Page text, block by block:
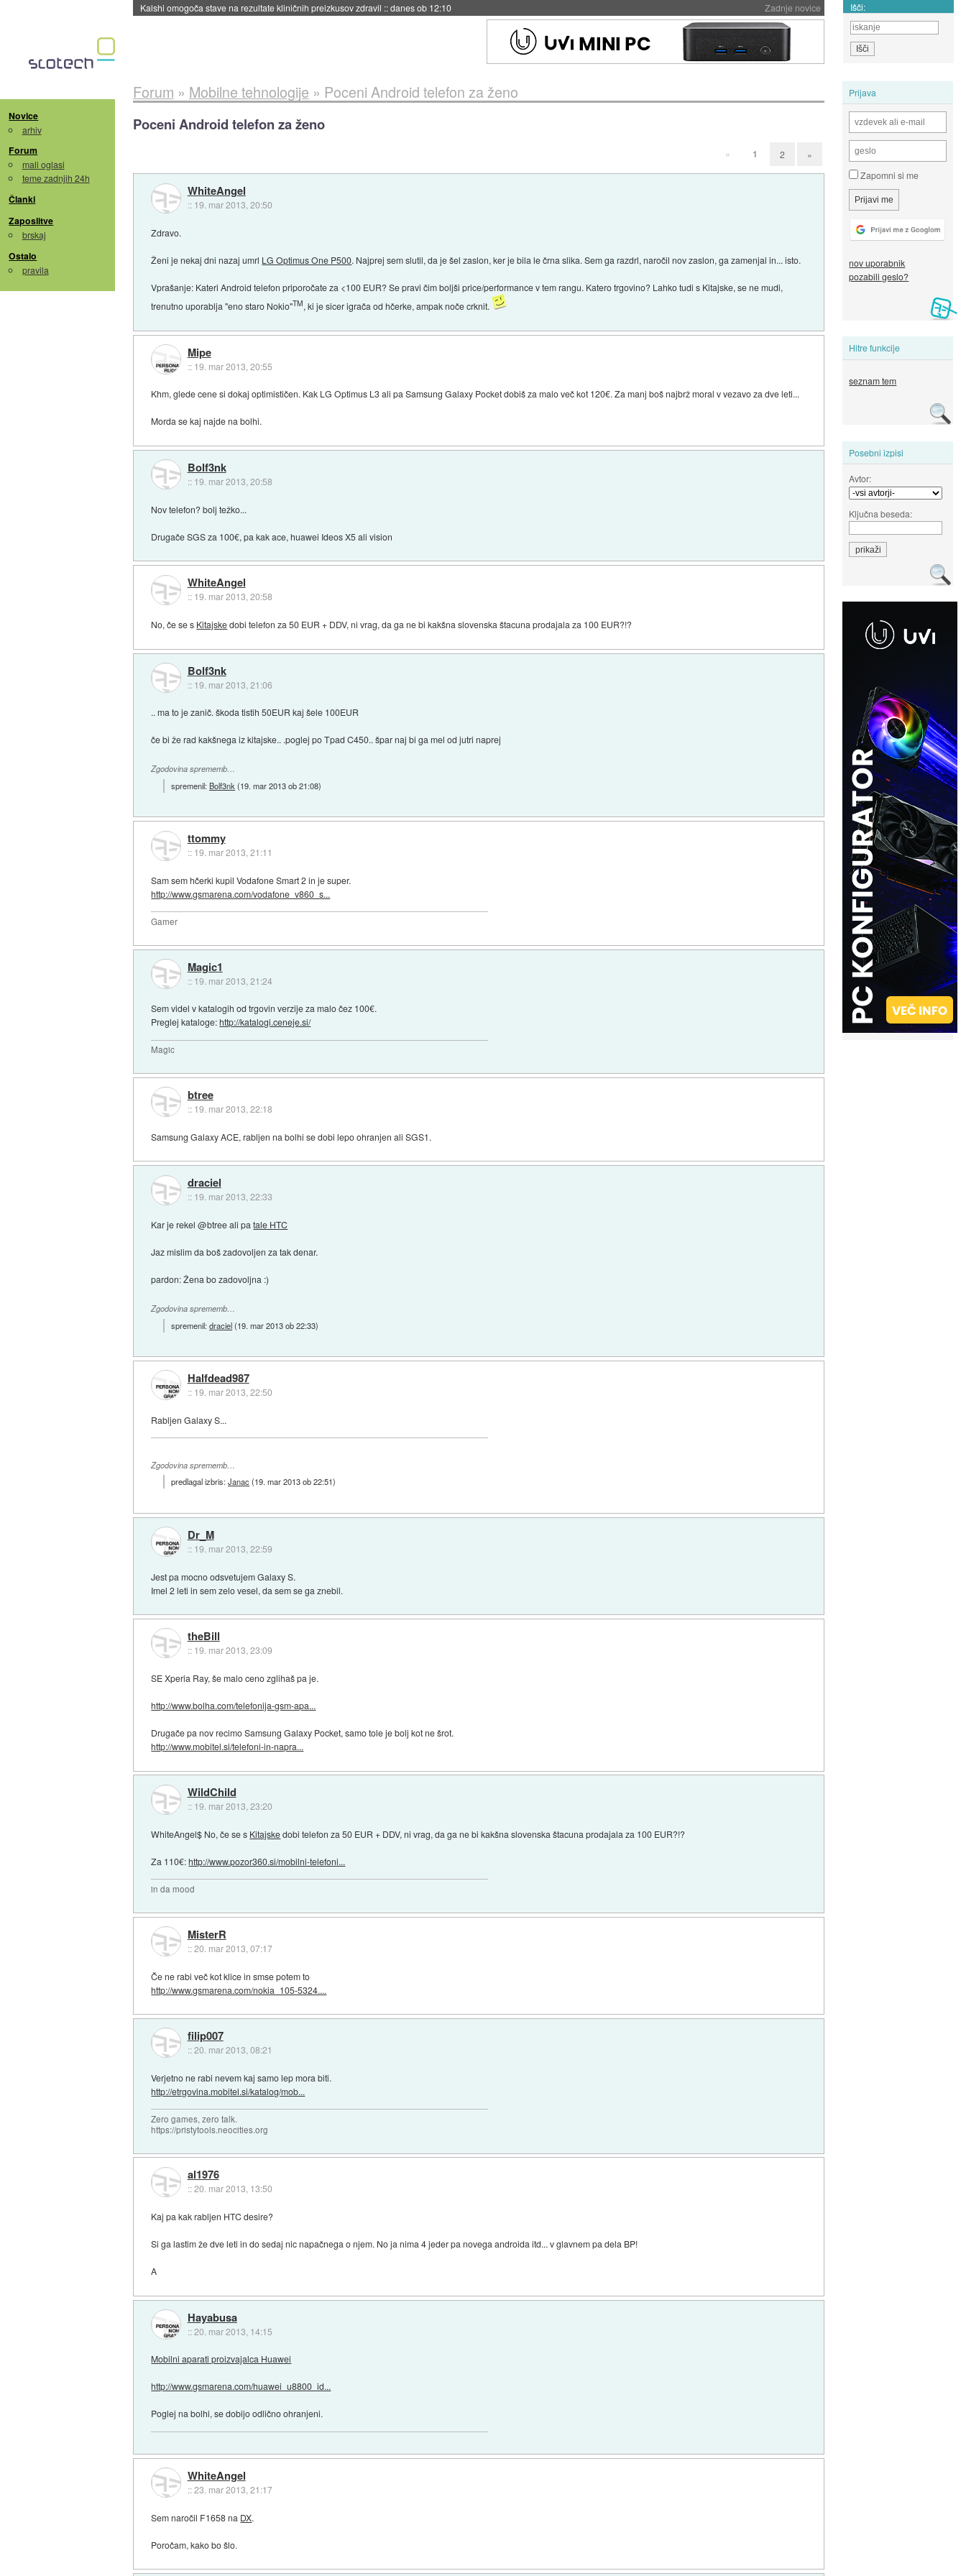
Zadnje novice
Sandisk že prodal več kot polovico SSD-jev za naslednji dve leti::danes ob 11:37 Išči:
Novice
arhiv
Forum
mali oglasi
teme zadnjih 24h
Članki
Zaposlitve
brskaj
Ostalo
pravila
Prijava
Zapomni si me
nov uporabnik
pozabili geslo?
Hitre funkcije
seznam tem
Posebni izpisi
Avtor:
Ključna beseda:
Forum » Mobilne tehnologije » Poceni Android telefon za ženo
Poceni Android telefon za ženo
« 1 2 »
WhiteAngel
:: 19. mar 2013, 20:50
Zdravo.
Ženi je nekaj dni nazaj umrl LG Optimus One P500. Najprej sem slutil, da je šel zaslon, ker je bila le črna slika. Sem ga razdrl, naročil nov zaslon, ga zamenjal in... isto.
Vprašanje: Kateri Android telefon priporočate za <100 EUR? Se pravi čim boljši price/performance v tem rangu. Katero trgovino? Lahko tudi s Kitajske, se ne mudi,
trenutno uporablja "eno staro Nokio"TM, ki je sicer igrača od hčerke, ampak noče crknit.
Mipe
:: 19. mar 2013, 20:55
Khm, glede cene si dokaj optimističen. Kak LG Optimus L3 ali pa Samsung Galaxy Pocket dobiš za malo več kot 120€. Za manj boš najbrž moral v vezavo za dve leti...
Morda se kaj najde na bolhi.
Bolf3nk
:: 19. mar 2013, 20:58
Nov telefon? bolj težko...
Drugače SGS za 100€, pa kak ace, huawei Ideos X5 ali vision
WhiteAngel
:: 19. mar 2013, 20:58
No, če se s Kitajskedobi telefon za 50 EUR + DDV, ni vrag, da ga ne bi kakšna slovenska štacuna prodajala za 100 EUR?!?
Bolf3nk
:: 19. mar 2013, 21:06
.. ma to je zanič. škoda tistih 50EUR kaj šele 100EUR
če bi že rad kakšnega iz kitajske.. .poglej po Tpad C450.. špar naj bi ga mel od jutri naprej
Zgodovina sprememb…
spremenil:Bolf3nk (19. mar 2013 ob 21:08)
ttommy
:: 19. mar 2013, 21:11
Sam sem hčerki kupil Vodafone Smart 2 in je super.
http://www.gsmarena.com/vodafone_v860_s...
Gamer
Magic1
:: 19. mar 2013, 21:24
Sem videl v katalogih od trgovin verzije za malo čez 100€.
Preglej kataloge:http://katalogi.ceneje.si/
Magic
btree
:: 19. mar 2013, 22:18
Samsung Galaxy ACE, rabljen na bolhi se dobi lepo ohranjen ali SGS1.
draciel
:: 19. mar 2013, 22:33
Kar je rekel @btree ali patale HTC
Jaz mislim da boš zadovoljen za tak denar.
pardon: Žena bo zadovoljna :)
Zgodovina sprememb…
spremenil:draciel(19. mar 2013 ob 22:33)
Halfdead987
:: 19. mar 2013, 22:50
Rabljen Galaxy S...
Zgodovina sprememb…
predlagal izbris:Janac(19. mar 2013 ob 22:51)
Dr_M
:: 19. mar 2013, 22:59
Jest pa mocno odsvetujem Galaxy S.
Imel 2 leti in sem zelo vesel, da sem se ga znebil.
theBill
:: 19. mar 2013, 23:09
SE Xperia Ray, še malo ceno zglihaš pa je.
http://www.bolha.com/telefonija-gsm-apa...
Drugače pa nov recimo Samsung Galaxy Pocket, samo tole je bolj kot ne šrot.
http://www.mobitel.si/telefoni-in-napra...
WildChild
:: 19. mar 2013, 23:20
WhiteAngel$ No, če se s Kitajskedobi telefon za 50 EUR + DDV, ni vrag, da ga ne bi kakšna slovenska štacuna prodajala za 100 EUR?!?
Za 110€:http://www.pozor360.si/mobilni-telefoni...
in da mood
MisterR
::20. mar 2013, 07:17
Če ne rabi več kot klice in smse potem to
http://www.gsmarena.com/nokia_105-5324....
filip007
::20. mar 2013, 08:21
Verjetno ne rabi nevem kaj samo lep mora biti.
http://etrgovina.mobitel.si/katalog/mob...
Zero games, zero talk.
https://pristytools.neocities.org
al1976
::20. mar 2013, 13:50
Kaj pa kak rabljen HTC desire?
Si ga lastim že dve leti in do sedaj nic napačnega o njem. No ja nima 4 jeder pa novega androida itd... v glavnem pa dela BP!
A
Hayabusa
::20. mar 2013, 14:15
Mobilni aparati proizvajalca Huawei
http://www.gsmarena.com/huawei_u8800_id...
Poglej na bolhi, se dobijo odlično ohranjeni.
WhiteAngel
::23. mar 2013, 21:17
Sem naročil F1658 na DX.
Poročam, kako bo šlo.